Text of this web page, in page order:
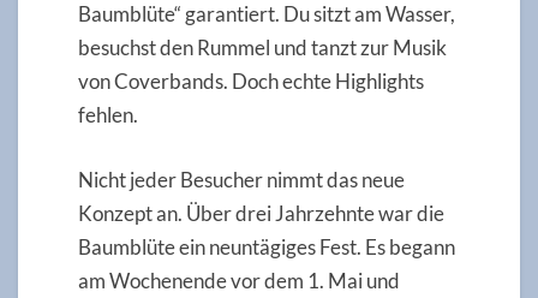
Baumblüte“ garantiert. Du sitzt am Wasser,
besuchst den Rummel und tanzt zur Musik
von Coverbands. Doch echte Highlights
fehlen.
Nicht jeder Besucher nimmt das neue
Konzept an. Über drei Jahrzehnte war die
Baumblüte ein neuntägiges Fest. Es begann
am Wochenende vor dem 1. Mai und